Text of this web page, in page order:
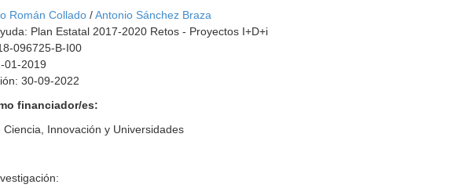
Román Collado /Antonio Sánchez Braza
Plan Estatal 2017-2020 Retos - Proyectos I+D+i
096725-B-I00
01-2019
30-09-2022
financiador/es:
Ciencia, Innovación y Universidades